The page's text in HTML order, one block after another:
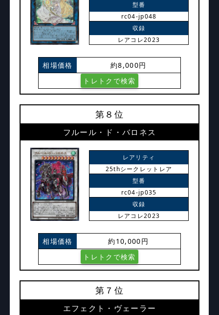
型番
rc04-jp048
収録
レアコレ2023
相場価格
約8,000円
トレトクで検索
第８位
フルール・ド・バロネス
レアリティ
25thシークレットレア
型番
rc04-jp035
収録
レアコレ2023
相場価格
約10,000円
トレトクで検索
第７位
エフェクト・ヴェーラー